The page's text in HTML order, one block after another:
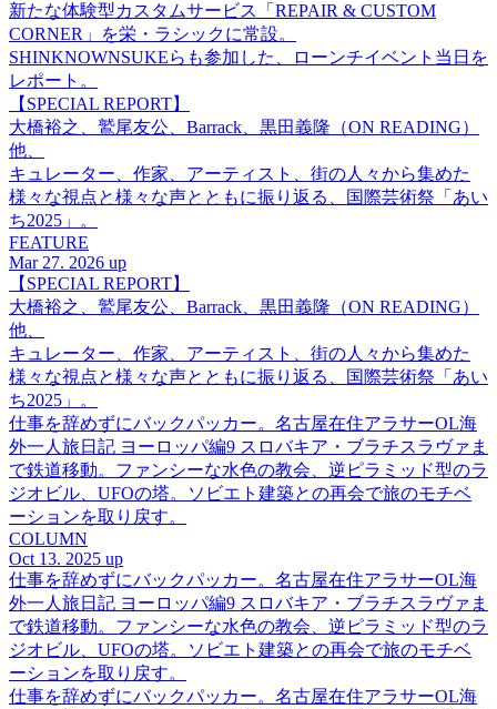
新たな体験型カスタムサービス「REPAIR & CUSTOM
CORNER」を栄・ラシックに常設。
SHINKNOWNSUKEらも参加した、ローンチイベント当日を
レポート。
【SPECIAL REPORT】
大橋裕之、鷲尾友公、Barrack、黒田義隆（ON READING）
他、
キュレーター、作家、アーティスト、街の人々から集めた
様々な視点と様々な声とともに振り返る、国際芸術祭「あい
ち2025」。
FEATURE
Mar 27. 2026 up
【SPECIAL REPORT】
大橋裕之、鷲尾友公、Barrack、黒田義隆（ON READING）
他、
キュレーター、作家、アーティスト、街の人々から集めた
様々な視点と様々な声とともに振り返る、国際芸術祭「あい
ち2025」。
仕事を辞めずにバックパッカー。名古屋在住アラサーOL海
外一人旅日記 ヨーロッパ編9 スロバキア・ブラチスラヴァま
で鉄道移動。ファンシーな水色の教会、逆ピラミッド型のラ
ジオビル、UFOの塔。ソビエト建築との再会で旅のモチベ
ーションを取り戻す。
COLUMN
Oct 13. 2025 up
仕事を辞めずにバックパッカー。名古屋在住アラサーOL海
外一人旅日記 ヨーロッパ編9 スロバキア・ブラチスラヴァま
で鉄道移動。ファンシーな水色の教会、逆ピラミッド型のラ
ジオビル、UFOの塔。ソビエト建築との再会で旅のモチベ
ーションを取り戻す。
仕事を辞めずにバックパッカー。名古屋在住アラサーOL海